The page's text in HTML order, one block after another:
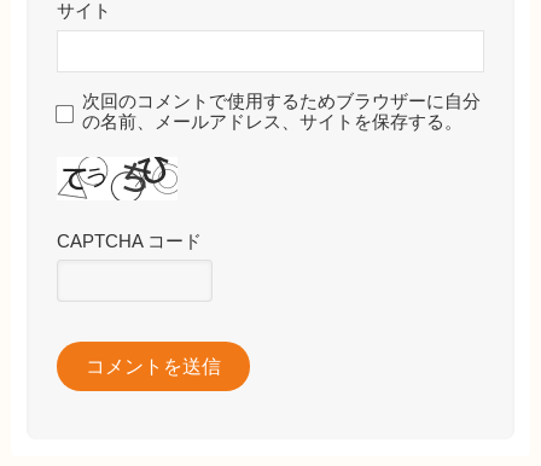
サイト
次回のコメントで使用するためブラウザーに自分
の名前、メールアドレス、サイトを保存する。
CAPTCHA コード